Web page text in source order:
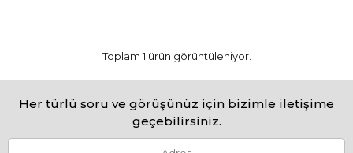
Toplam 1 ürün görüntüleniyor.
Her türlü soru ve görüşünüz için bizimle iletişime
geçebilirsiniz.